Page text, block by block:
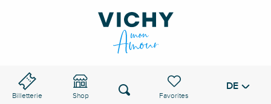
Billetterie Shop
Voir les favoris
Suche DE